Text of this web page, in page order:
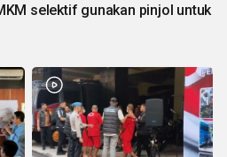
selektif gunakan pinjol untuk